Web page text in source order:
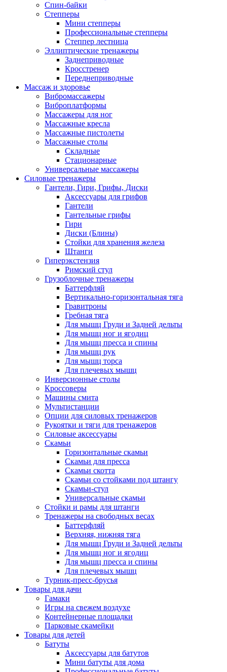
Спин-байки
Степперы
Мини степперы
Профессиональные степперы
Степпер лестница
Эллиптические тренажеры
Заднеприводные
Кросстренер
Переднеприводные
Массаж и здоровье
Вибромассажеры
Виброплатформы
Массажеры для ног
Массажные кресла
Массажные пистолеты
Массажные столы
Складные
Стационарные
Универсальные массажеры
Силовые тренажеры
Гантели, Гири, Грифы, Диски
Аксессуары для грифов
Гантели
Гантельные грифы
Гири
Диски (Блины)
Стойки для хранения железа
Штанги
Гиперэкстензия
Римский стул
Грузоблочные тренажеры
Баттерфляй
Вертикально-горизонтальная тяга
Гравитроны
Гребная тяга
Для мышц Груди и Задней дельты
Для мышц ног и ягодиц
Для мышц пресса и спины
Для мышц рук
Для мышц торса
Для плечевых мышц
Инверсионные столы
Кроссоверы
Машины смита
Мультистанции
Опции для силовых тренажеров
Рукоятки и тяги для тренажеров
Силовые аксессуары
Скамьи
Горизонтальные скамьи
Скамьи для пресса
Скамьи скотта
Скамьи со стойками под штангу
Скамьи-стул
Универсальные скамьи
Стойки и рамы для штанги
Тренажеры на свободных весах
Баттерфляй
Верхняя, нижняя тяга
Для мышц Груди и Задней дельты
Для мышц ног и ягодиц
Для мышц пресса и спины
Для плечевых мышц
Турник-пресс-брусья
Товары для дачи
Гамаки
Игры на свежем воздухе
Контейнерные площадки
Парковые скамейки
Товары для детей
Батуты
Аксессуары для батутов
Мини батуты для дома